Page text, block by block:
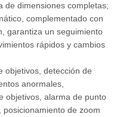
de dimensiones completas;
complementado con
garantiza un seguimiento
rápidos y cambios
objetivos, detección de
anormales,
objetivos, alarma de punto
de zoom